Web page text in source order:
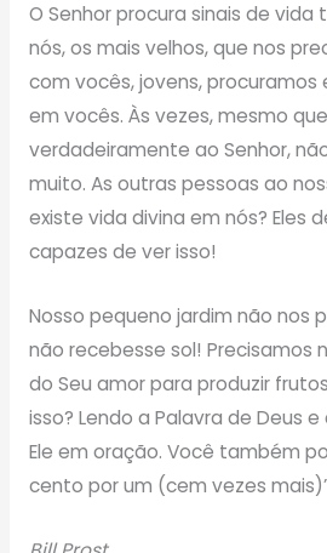
O Senhor procura sinais de vida
nós, os mais velhos, que nos
com vocês, jovens, procuramos
em vocês. Às vezes, mesmo
verdadeiramente ao Senhor,
muito. As outras pessoas ao
existe vida divina em nós? Eles
capazes de ver isso!
Nosso pequeno jardim não nos
não recebesse sol! Precisamos
do Seu amor para produzir
isso? Lendo a Palavra de Deus
Ele em oração. Você também
cento por um (cem vezes